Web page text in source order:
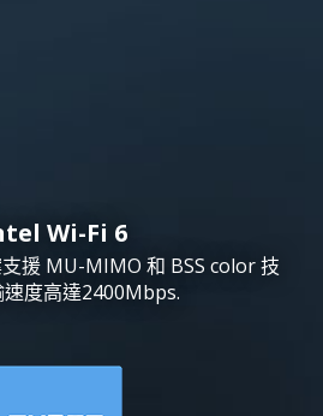
Wi-Fi 6
援 MU-MIMO 和 BSS color 技
度高達2400Mbps.